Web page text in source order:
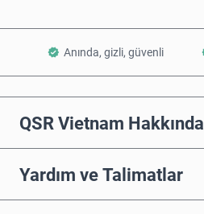
Anında, gizli, güvenli
QSR Vietnam Hakkında
Yardım ve Talimatlar